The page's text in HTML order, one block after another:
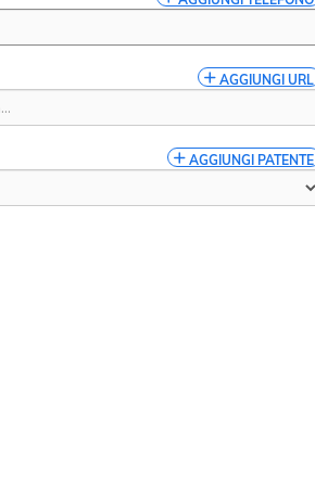
AGGIUNGI URL
AGGIUNGI PATENTE